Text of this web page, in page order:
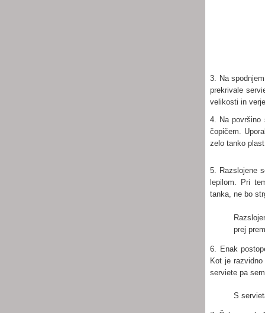
3. Na
prekrivale
velikosti in
4. Na površino
čopičem.
zelo tanko
5. Razslojene
lepilom. Pri
tanka, ne bo
prej
6. Enak
Kot je
serviete pa
S